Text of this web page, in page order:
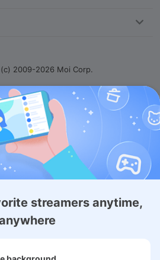
streamers anytime,
2009-2026 Moi Corp.